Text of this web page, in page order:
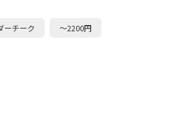
ーチーク ～2200円